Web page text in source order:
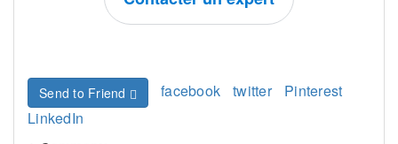
Send to Friend facebook twitter
Pinterest
LinkedIn